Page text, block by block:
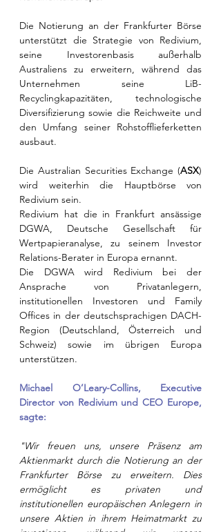
Die Notierung an der Frankfurter Börse
unterstützt die Strategie von Redivium,
seine Investorenbasis außerhalb
Australiens zu erweitern, während das
Unternehmen seine LiB-
Recyclingkapazitäten, technologische
Diversifizierung sowie die Reichweite und
den Umfang seiner Rohstofflieferketten
ausbaut.
Die Australian Securities Exchange (ASX)
wird weiterhin die Hauptbörse von
Redivium sein.
Redivium hat die in Frankfurt ansässige
DGWA, Deutsche Gesellschaft für
Wertpapieranalyse, zu seinem Investor
Relations-Berater in Europa ernannt.
Die DGWA wird Redivium bei der
Ansprache von Privatanlegern,
institutionellen Investoren und Family
Offices in der deutschsprachigen DACH-
Region (Deutschland, Österreich und
Schweiz) sowie im übrigen Europa
unterstützen.
Michael O’Leary-Collins, Executive
Director von Redivium und CEO Europe,
sagte:
"Wir freuen uns, unsere Präsenz am
Aktienmarkt durch die Notierung an der
Frankfurter Börse zu erweitern. Dies
ermöglicht es privaten und
institutionellen europäischen Anlegern in
unsere Aktien in ihrem Heimatmarkt zu